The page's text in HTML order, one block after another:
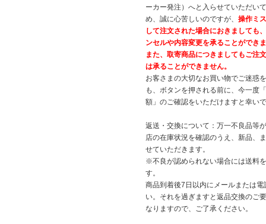
ーカー発注）へと入らせていただい
め、誠に心苦しいのですが、 操作ミ
して注文された場合におきましても
ンセルや内容変更を承ることができ
また、取寄商品につきましてもご注
は承ることができません。
お客さまの大切なお買い物でご迷惑
も、ボタンを押される前に、今一度
額」のご確認をいただけますと幸い
返送・交換について：万一不良品等
店の在庫状況を確認のうえ、新品、
せていただきます。
※不良が認められない場合には送料
す。
商品到着後7日以内にメールまたは
い。それを過ぎますと返品交換のご
なりますので、ご了承ください。